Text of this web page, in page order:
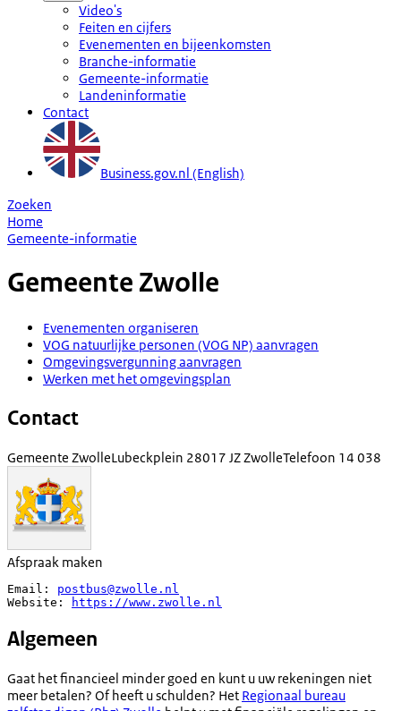
Video's
Feiten en cijfers
Evenementen en bijeenkomsten
Branche-informatie
Gemeente-informatie
Landeninformatie
Contact
Business.gov.nl (English)
Zoeken
Home
Gemeente-informatie
Gemeente Zwolle
Evenementen organiseren
VOG natuurlijke personen (VOG NP) aanvragen
Omgevingsvergunning aanvragen
Werken met het omgevingsplan
Contact
Gemeente ZwolleLubeckplein 28017 JZ ZwolleTelefoon 14 038
Afspraak maken
Email: postbus@zwolle.nl
Website:
https://www.zwolle.nl
Algemeen
Gaat het financieel minder goed en kunt u uw rekeningen niet
meer betalen? Of heeft u schulden? Het Regionaal bureau